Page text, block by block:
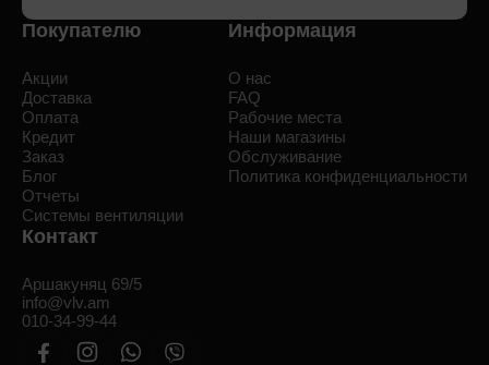
Покупателю
Акции
Доставка
Оплата
Кредит
Заказ
Блог
Отчеты
Системы вентиляции
Информация
О нас
FAQ
Рабочие места
Наши магазины
Обслуживание
Политика конфиденциальности
Контакт
Аршакуняц 69/5
info@vlv.am
010-34-99-44